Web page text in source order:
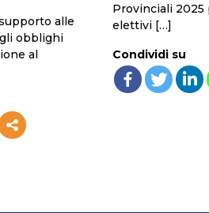
alle
obblighi
al
Provinciali
elettivi […]
Condividi su